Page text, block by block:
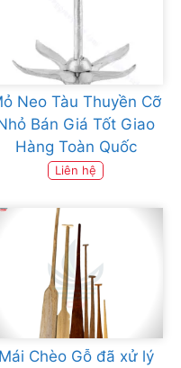
Neo Tàu Thuyền Cỡ
Bán Giá Tốt Giao
Hàng Toàn Quốc
Liên hệ
Mái Chèo Gỗ đã xử lý